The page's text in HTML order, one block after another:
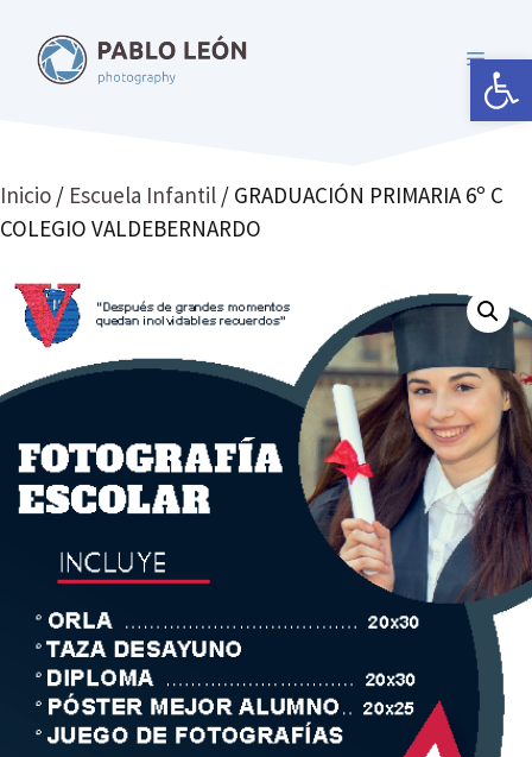
Abrir
contenido
MENÚ
Inicio / Escuela Infantil / GRADUACIÓN PRIMARIA 6º C
COLEGIO VALDEBERNARDO